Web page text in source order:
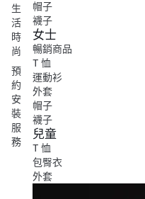
生
活
時
尚
預
約
安
裝
服
務
帽子
襪子
女士
暢銷商品
T 恤
運動衫
外套
帽子
襪子
兒童
T 恤
包臀衣
外套